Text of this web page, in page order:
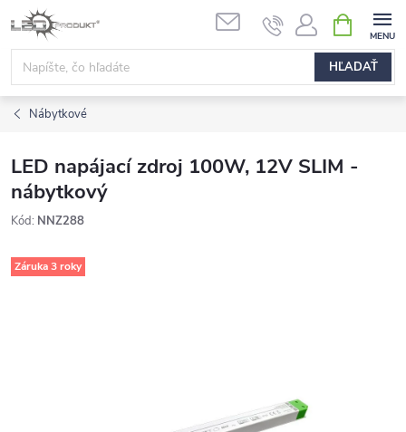
Prejsť
na
obsah
HĽADAŤ
KOŠÍK
Nábytkové
LED napájací zdroj 100W, 12V SLIM -
nábytkový
Kód: NNZ288
Záruka 3 roky